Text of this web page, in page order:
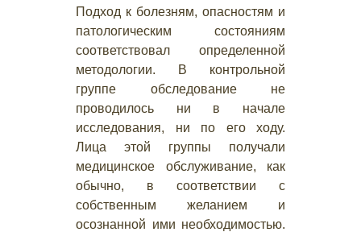
Подход к болезням, опасностям и
патологическим состояниям
соответствовал определенной
методологии. В контрольной
группе обследование не
проводилось ни в начале
исследования, ни по его ходу.
Лица этой группы получали
медицинское обслуживание, как
обычно, в соответствии с
собственным желанием и
осознанной ими необходимостью.